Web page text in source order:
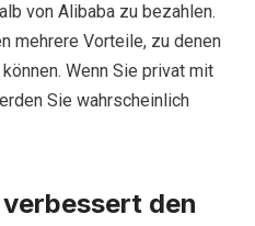
von Alibaba zu bezahlen.
mehrere Vorteile, zu denen
Wenn Sie privat mit
Sie wahrscheinlich
den